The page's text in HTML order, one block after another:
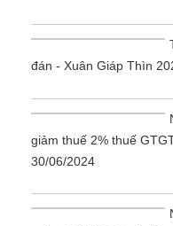
đán - Xuân Giáp Thìn
giảm thuế 2% thuế
30/06/2024